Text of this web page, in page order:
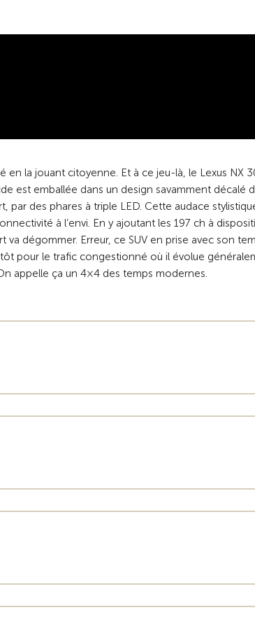
en la jouant citoyenne. Et à ce jeu-là, le Lexus NX
est emballée dans un design savamment décalé
par des phares à triple LED. Cette audace
à l’envi. En y ajoutant les 197 ch à
dégommer. Erreur, ce SUV en prise avec son
pour le trafic congestionné où il évolue
appelle ça un 4×4 des temps modernes.